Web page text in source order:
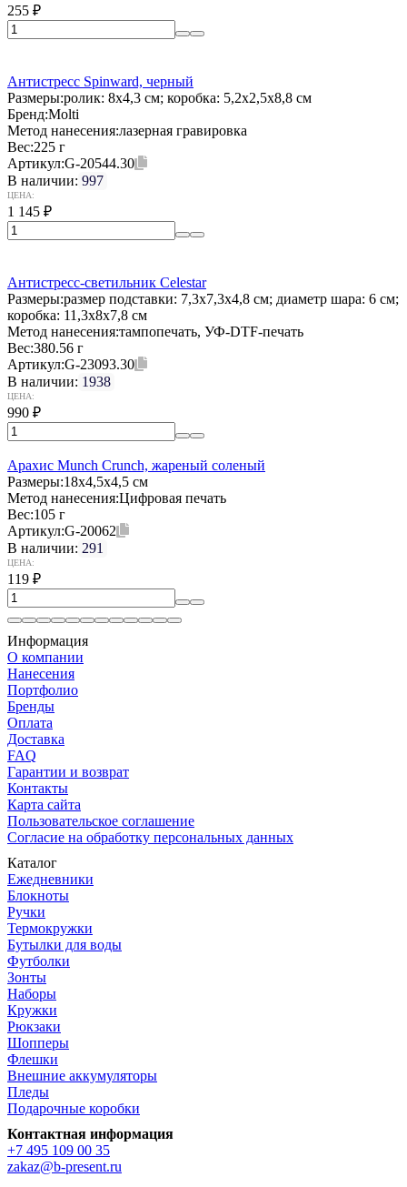
255 ₽
Антистресс Spinward, черный
Размеры:ролик: 8x4,3 см; коробка: 5,2x2,5x8,8 см
Бренд:Molti
Метод нанесения:лазерная гравировка
Вес:225 г
Артикул:G-20544.30
В наличии: 997
ЦЕНА:
1 145 ₽
Антистресс-светильник Celestar
Размеры:размер подставки: 7,3x7,3x4,8 см; диаметр шара: 6 см;
коробка: 11,3х8x7,8 см
Метод нанесения:тампопечать, УФ-DTF-печать
Вес:380.56 г
Артикул:G-23093.30
В наличии: 1938
ЦЕНА:
990 ₽
Арахис Munch Crunch, жареный соленый
Размеры:18х4,5х4,5 см
Метод нанесения:Цифровая печать
Вес:105 г
Артикул:G-20062
В наличии: 291
ЦЕНА:
119 ₽
Информация
О компании
Нанесения
Портфолио
Бренды
Оплата
Доставка
FAQ
Гарантии и возврат
Контакты
Карта сайта
Пользовательское соглашение
Согласие на обработку персональных данных
Каталог
Ежедневники
Блокноты
Ручки
Термокружки
Бутылки для воды
Футболки
Зонты
Наборы
Кружки
Рюкзаки
Шопперы
Флешки
Внешние аккумуляторы
Пледы
Подарочные коробки
Контактная информация
+7 495 109 00 35
zakaz@b-present.ru